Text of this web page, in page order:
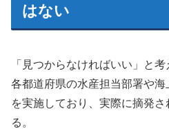
はない
「見つからなければいい」と
各都道府県の水産担当部署や海
を実施しており、実際に摘発
る。